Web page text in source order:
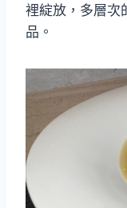
裡綻放，多層次
品。